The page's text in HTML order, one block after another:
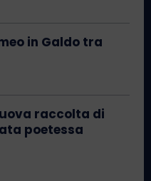
in Galdo tra
raccolta di
poetessa